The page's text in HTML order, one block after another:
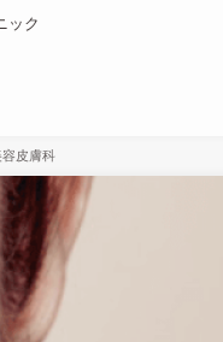
ック
容皮膚科